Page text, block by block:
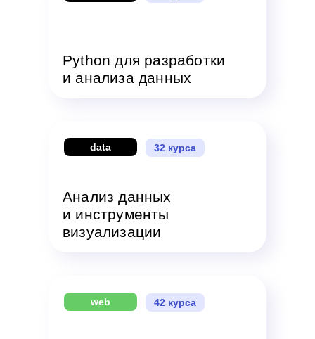
Python для разработки
и анализа данных
Анализ данных
и инструменты
визуализации
data 32 курса
web 42 курса